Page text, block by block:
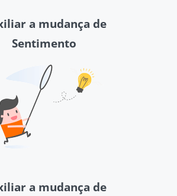
a mudança de
Sentimento
a mudança de